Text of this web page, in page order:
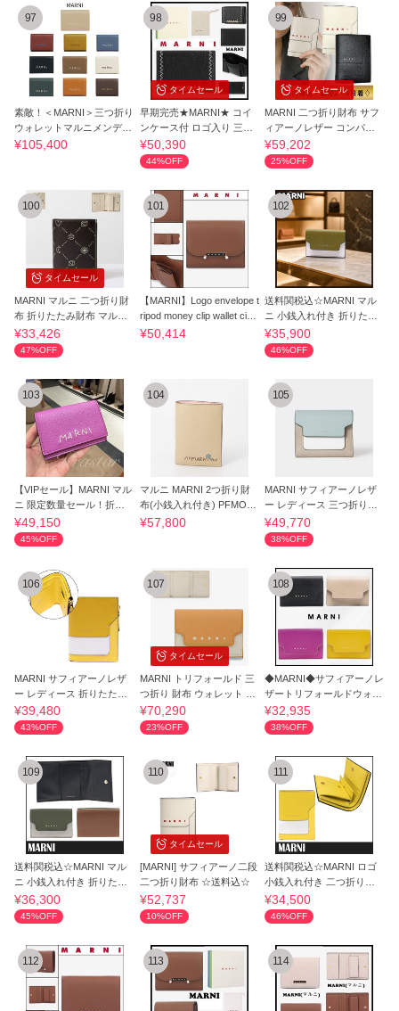
97
素敵！＜MARNI＞三つ折り
ウォレットマルニメンディ
ング刺しゅう
¥105,400
タイムセール
98
早期完売★MARNI★ コイ
ンケース付 ロゴ入り 三つ
折り財布★人気
¥50,390
44%OFF
タイムセール
99
MARNI 二つ折り財布 サフ
ィアーノレザー コンパク
トウォレット
¥59,202
25%OFF
タイムセール
100
MARNI マルニ 二つ折り財
布 折りたたみ財布 マルニ
グラム ロゴ
¥33,426
47%OFF
101
【MARNI】Logo envelope t
ripod money clip wallet cinn
amon
¥50,414
102
送料関税込☆MARNI マル
ニ 小銭入れ付き 折りたた
み財布☆超人気
¥35,900
46%OFF
103
【VIPセール】MARNI マル
ニ 限定数量セール！折り
たたみ財布
¥49,150
45%OFF
104
マルニ MARNI 2つ折り財
布(小銭入れ付き) PFMOQ
14Q17 P6533
¥57,800
105
MARNI サフィアーノレザ
ー レディース 三つ折りた
たみ財布
¥49,770
38%OFF
106
MARNI サフィアーノレザ
ー レディース 折りたたみ
財布
¥39,480
43%OFF
タイムセール
107
MARNI トリフォールド 三
つ折り 財布 ウォレット 小
銭入れ
¥70,290
23%OFF
108
◆MARNI◆サフィアーノレ
ザートリフォールドウォレ
ット◆正規品
¥32,935
38%OFF
109
送料関税込☆MARNI マル
ニ 小銭入れ付き 折りたた
み財布☆超人気
¥36,300
45%OFF
タイムセール
110
[MARNI] サフィアーノ二段
二つ折り財布 ☆送料込☆
¥52,737
10%OFF
111
送料関税込☆MARNI ロゴ
小銭入れ付き 二つ折り財
布 レディース
¥34,500
46%OFF
112 113 114